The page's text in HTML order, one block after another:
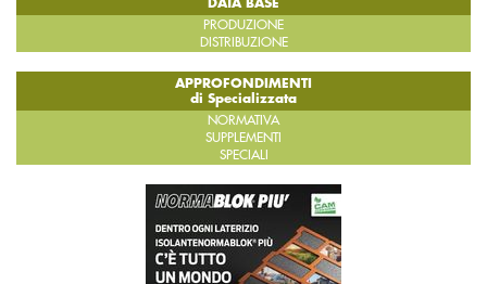
DATA BASE
PRODUZIONE
DISTRIBUZIONE
APPROFONDIMENTI
di Specializzata
NORMATIVA
SUPPLEMENTI
SPECIALI